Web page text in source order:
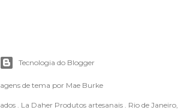
Tecnologia do Blogger
de tema por Mae Burke
. La Daher Produtos artesanais . Rio de Janeiro,